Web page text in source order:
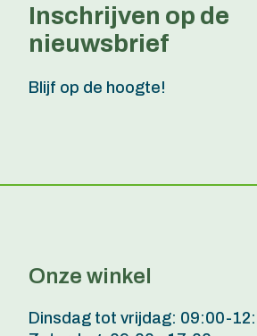
Inschrijven op de
nieuwsbrief
Blijf op de hoogte!
Onze winkel
Dinsdag tot vrijdag: 09:00-